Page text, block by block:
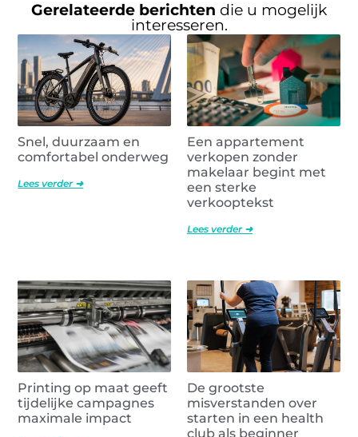
Gerelateerde berichten die u mogelijk
interesseren.
Snel, duurzaam en
comfortabel onderweg
Lees verder ➜
Een appartement
verkopen zonder
makelaar begint met
een sterke
verkooptekst
Lees verder ➜
Printing op maat geeft
tijdelijke campagnes
maximale impact
De grootste
misverstanden over
starten in een health
club als beginner